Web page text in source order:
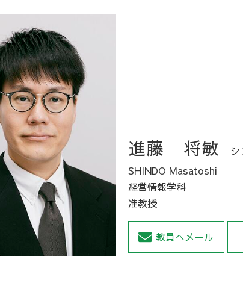
進藤 将敏
SHINDO Masatoshi
経営情報学科
准教授
教員へメール